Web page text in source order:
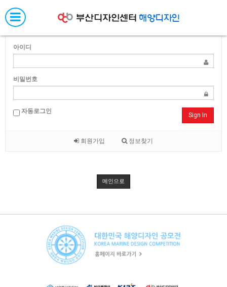
메
뉴
Have a Nice Day!
아이디
비밀번호
자동로그인
Sign In
회원가입 정보찾기
메인으로